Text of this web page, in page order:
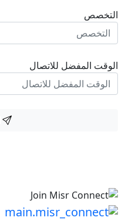
التخصص
الوقت المفضل للاتصال